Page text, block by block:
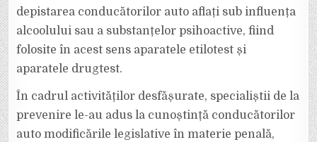
depistarea conducătorilor auto aflați sub influența
alcoolului sau a substanțelor psihoactive, fiind
folosite în acest sens aparatele etilotest și
aparatele drugtest.
În cadrul activităților desfășurate, specialiștii de la
prevenire le-au adus la cunoștință conducătorilor
auto modificările legislative în materie penală,